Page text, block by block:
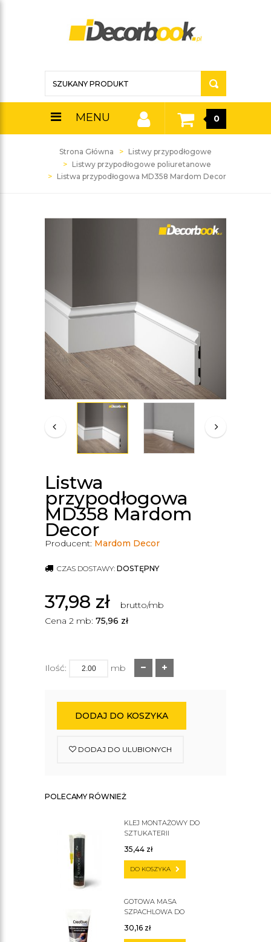
MENU 0
Strona Główna
Listwy przypodłogowe
Listwy przypodłogowe poliuretanowe
Listwa przypodłogowa MD358 Mardom Decor
Listwa
przypodłogowa
MD358 Mardom
Decor
Producent: Mardom Decor
CZAS DOSTAWY: DOSTĘPNY
37,98 zł
brutto/mb
Cena 2 mb: 75,96 zł
Ilość: mb
DODAJ DO KOSZYKA
DODAJ DO ULUBIONYCH
POLECAMY RÓWNIEŻ
KLEJ MONTAŻOWY DO
SZTUKATERII
35,44 zł
DO KOSZYKA
GOTOWA MASA
SZPACHLOWA DO
30,16 zł